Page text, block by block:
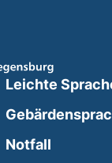
Leichte
Notfall